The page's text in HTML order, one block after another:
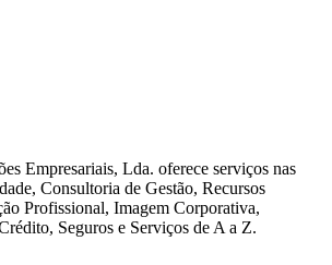
Empresariais, Lda. oferece serviços nas
Consultoria de Gestão, Recursos
Profissional, Imagem Corporativa,
Seguros e Serviços de A a Z.